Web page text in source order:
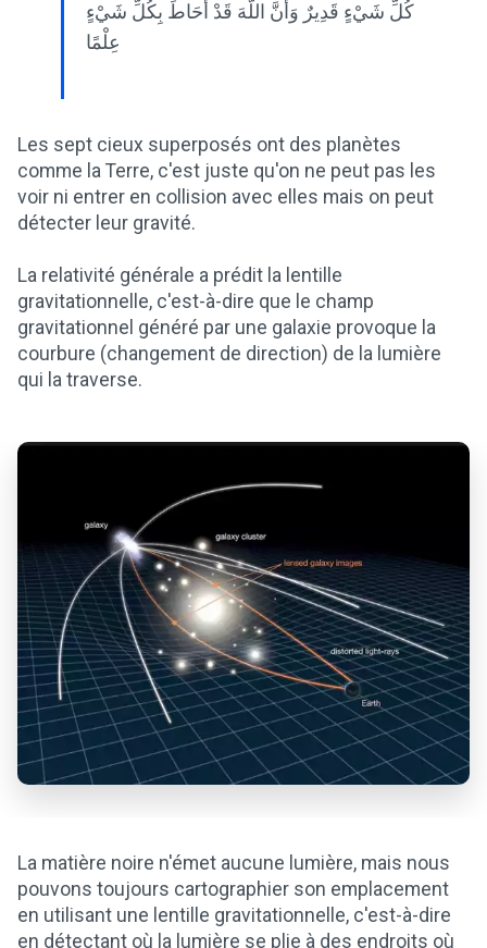
كُلِّ شَيْءٍ قَدِيرٌ وَأَنَّ اللَّهَ قَدْ أَحَاطَ بِكُلِّ شَيْءٍ
عِلْمًا
Les sept cieux superposés ont des planètes
comme la Terre, c'est juste qu'on ne peut pas les
voir ni entrer en collision avec elles mais on peut
détecter leur gravité.
La relativité générale a prédit la lentille
gravitationnelle, c'est-à-dire que le champ
gravitationnel généré par une galaxie provoque la
courbure (changement de direction) de la lumière
qui la traverse.
La matière noire n'émet aucune lumière, mais nous
pouvons toujours cartographier son emplacement
en utilisant une lentille gravitationnelle, c'est-à-dire
en détectant où la lumière se plie à des endroits où